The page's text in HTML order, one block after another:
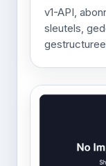
v1-API,
sleutels,